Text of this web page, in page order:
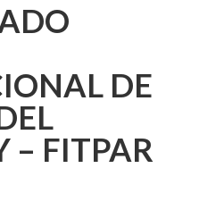
DE
– FITPAR